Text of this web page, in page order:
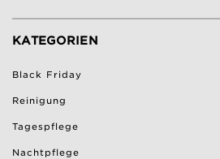
KATEGORIEN
Black Friday
Reinigung
Tagespflege
Nachtpflege